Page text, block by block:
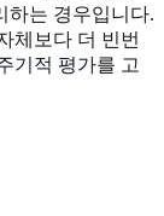
하는 경우입니다.
체보다 더 빈번
기적 평가를 고